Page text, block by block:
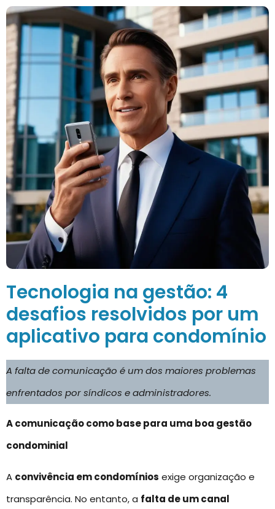
Tecnologia na gestão: 4
desafios resolvidos por um
aplicativo para condomínio
A falta de comunicação é um dos maiores problemas
enfrentados por síndicos e administradores.
A comunicação como base para uma boa gestão
condominial
A convivência em condomínios exige organização e
transparência. No entanto, a falta de um canal